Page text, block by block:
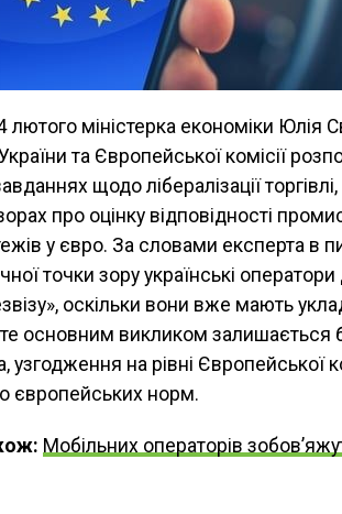
міністерка економіки Юлія
та Європейської комісії
щодо лібералізації
про оцінку відповідності
у євро. За словами експерта в
точки зору українські
оскільки вони вже мають
основним викликом
на рівні Європейської
європейських норм.
Мобільних операторів